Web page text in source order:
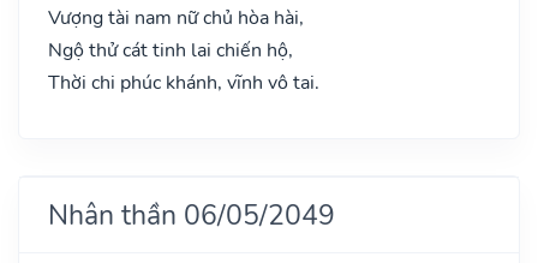
Vượng tài nam nữ chủ hòa hài,
Ngộ thử cát tinh lai chiến hộ,
Thời chi phúc khánh, vĩnh vô tai.
Nhân thần 06/05/2049